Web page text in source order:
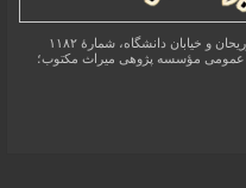
تهران، خیابان انقلاب اسلامی، بین خیابان ابوریحان و خیابان دانشگاه، شمارۀ ۱۱۸۲
طبقۀ دوم، واحد ۸ ، روابط عمومی مؤسسه پژوهی میراث مکتوب؛